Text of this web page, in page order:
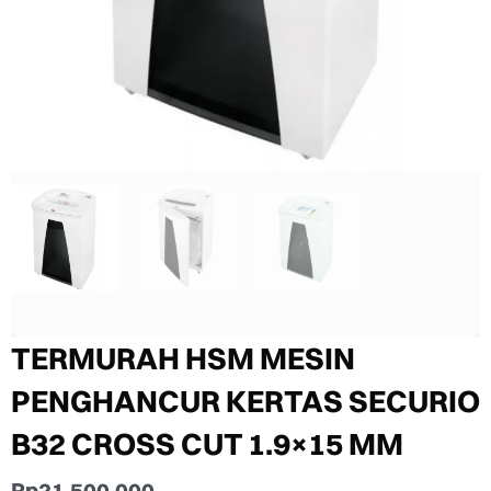
TERMURAH HSM MESIN
PENGHANCUR KERTAS SECURIO
B32 CROSS CUT 1.9×15 MM